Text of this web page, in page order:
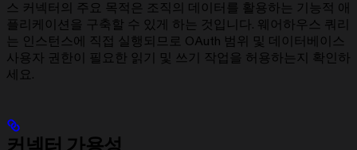
스 커넥터의 주요 목적은 조직의 데이터를 활용하는 기능적 애
플리케이션을 구축할 수 있게 하는 것입니다. 웨어하우스 쿼리
는 인스턴스에 직접 실행되므로 OAuth 범위 및 데이터베이스
사용자 권한이 필요한 읽기 및 쓰기 작업을 허용하는지 확인하
세요.